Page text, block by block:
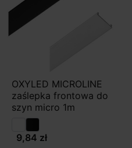
OXYLED MICROLINE
zaślepka frontowa do
szyn micro 1m
9,84 zł